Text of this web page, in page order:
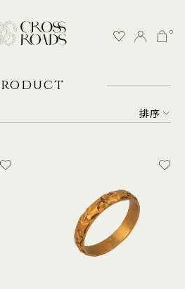
0
roduct
排序